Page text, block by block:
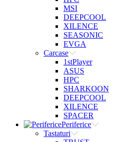
MSI
DEEPCOOL
XILENCE
SEASONIC
EVGA
Carcase
1stPlayer
ASUS
HPC
SHARKOON
DEEPCOOL
XILENCE
SPACER
Periferice
Tastaturi